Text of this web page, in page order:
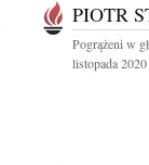
PIOTR
Pogrążeni w
listopada